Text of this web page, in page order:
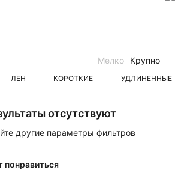
ЛЕН КОРОТКИЕ УДЛИНЕННЫЕ
Мелко Крупно
отсутствуют
другие параметры фильтров